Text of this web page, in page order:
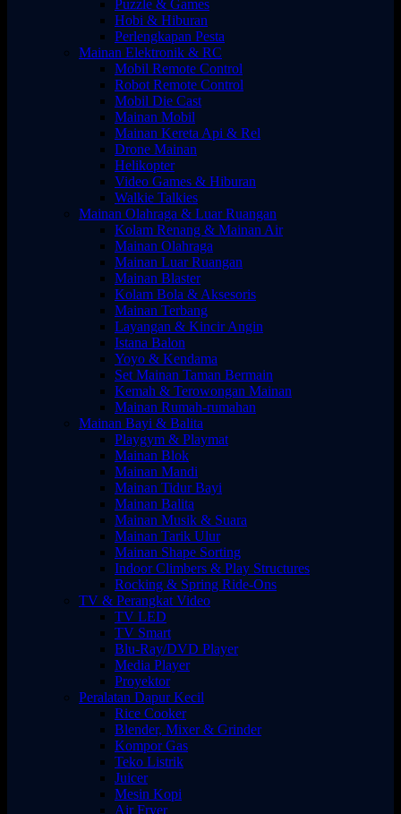
Puzzle & Games
Hobi & Hiburan
Perlengkapan Pesta
Mainan Elektronik & RC
Mobil Remote Control
Robot Remote Control
Mobil Die Cast
Mainan Mobil
Mainan Kereta Api & Rel
Drone Mainan
Helikopter
Video Games & Hiburan
Walkie Talkies
Mainan Olahraga & Luar Ruangan
Kolam Renang & Mainan Air
Mainan Olahraga
Mainan Luar Ruangan
Mainan Blaster
Kolam Bola & Aksesoris
Mainan Terbang
Layangan & Kincir Angin
Istana Balon
Yoyo & Kendama
Set Mainan Taman Bermain
Kemah & Terowongan Mainan
Mainan Rumah-rumahan
Mainan Bayi & Balita
Playgym & Playmat
Mainan Blok
Mainan Mandi
Mainan Tidur Bayi
Mainan Balita
Mainan Musik & Suara
Mainan Tarik Ulur
Mainan Shape Sorting
Indoor Climbers & Play Structures
Rocking & Spring Ride-Ons
TV & Perangkat Video
TV LED
TV Smart
Blu-Ray/DVD Player
Media Player
Proyektor
Peralatan Dapur Kecil
Rice Cooker
Blender, Mixer & Grinder
Kompor Gas
Teko Listrik
Juicer
Mesin Kopi
Air Fryer